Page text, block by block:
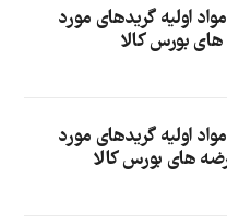
اولیه گریدهای مورد
بورس کالا
اولیه گریدهای مورد
های بورس کالا